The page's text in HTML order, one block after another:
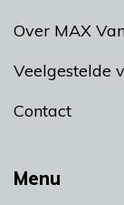
Menu
Over MAX
Veelgestelde
Contact